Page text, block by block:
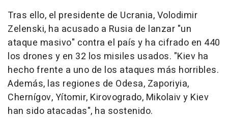
Tras ello, el presidente de Ucrania, Volodimir
Zelenski, ha acusado a Rusia de lanzar "un
ataque masivo" contra el país y ha cifrado en 440
los drones y en 32 los misiles usados. "Kiev ha
hecho frente a uno de los ataques más horribles.
Además, las regiones de Odesa, Zaporiyia,
Chernígov, Yítomir, Kirovogrado, Mikolaiv y Kiev
han sido atacadas", ha sostenido.